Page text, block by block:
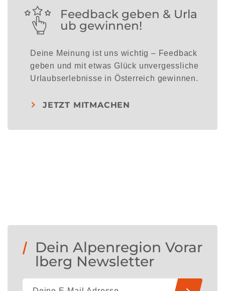
Feedback geben & Urla
ub gewinnen!
Deine Meinung ist uns wichtig – Feedback
geben und mit etwas Glück unvergessliche
Urlaubserlebnisse in Österreich gewinnen.
JETZT MITMACHEN
Dein Alpenregion Vorar
lberg Newsletter